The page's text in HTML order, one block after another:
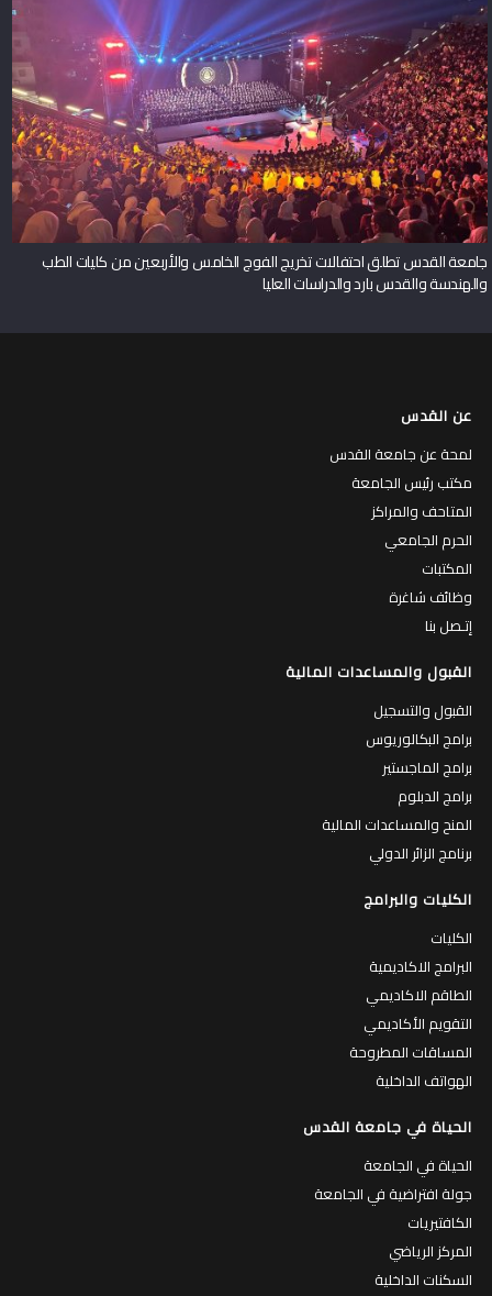
جامعة القدس تطلق احتفالات تخريج الفوج الخامس والأربعين من كليات الطب
والهندسة والقدس بارد والدراسات العليا
عن القدس
لمحة عن جامعة القدس
مكتب رئيس الجامعة
المتاحف والمراكز
الحرم الجامعي
المكتبات
وظائف شاغرة
إتـصل بنا
القبول والمساعدات المالية
القبول والتسجيل
برامج البكالوريوس
برامج الماجستير
برامج الدبلوم
المنح والمساعدات المالية
برنامج الزائر الدولي
الكليات والبرامج
الكليات
البرامج الاكاديمية
الطاقم الاكاديمي
التقويم الأكاديمي
المساقات المطروحة
الهواتف الداخلية
الحياة في جامعة القدس
الحياة في الجامعة
جولة افتراضية في الجامعة
الكافتيريات
المركز الرياضي
السكنات الداخلية